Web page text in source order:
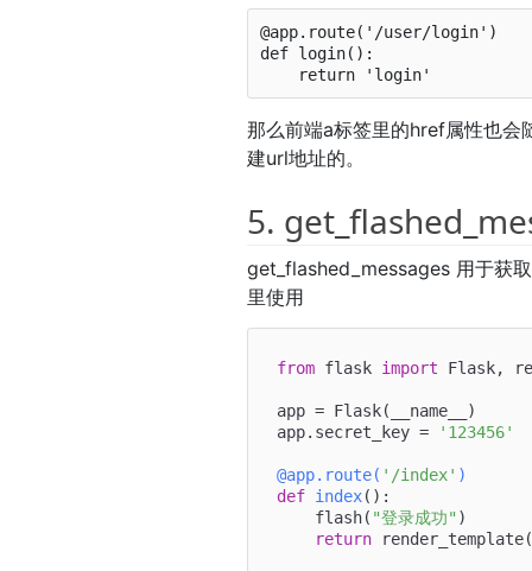
@app.route('/user/login')
def login():
那么前端a标签里的href属性也
建url地址的。
5.
get_flashed_messages 用于获
里使用
from flask import Flask,
app = Flask(__name__)
app.secret_key =
'123456'
@app.route( '/index' )
def index():
    flash(
"登录成功" )
return